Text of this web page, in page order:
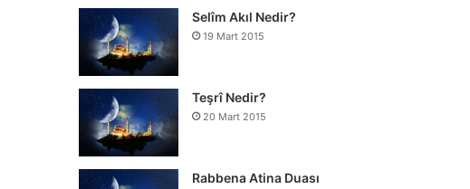
Selîm Akıl Nedir?
19 Mart 2015
Teşrî Nedir?
20 Mart 2015
Rabbena Atina Duası